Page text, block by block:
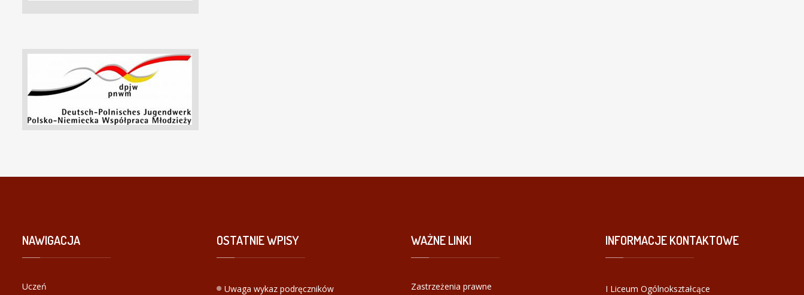
NAWIGACJA
Uczeń
OSTATNIEWPISY
Uwaga wykaz podręczników
WAŻNELINKI
Zastrzeżenia prawne
INFORMACJEKONTAKTOWE
I Liceum Ogólnokształcące